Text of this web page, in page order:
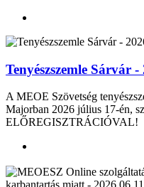
Tenyészszemle Sárvár -
A MEOE Szövetség
Majorban 2026 július 17-én,
ELŐREGISZTRÁCIÓVAL!